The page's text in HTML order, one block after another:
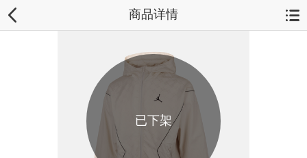
商品详情
已下架